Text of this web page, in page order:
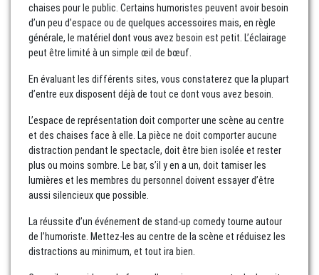
chaises pour le public. Certains humoristes peuvent avoir besoin
d’un peu d’espace ou de quelques accessoires mais, en règle
générale, le matériel dont vous avez besoin est petit. L’éclairage
peut être limité à un simple œil de bœuf.
En évaluant les différents sites, vous constaterez que la plupart
d’entre eux disposent déjà de tout ce dont vous avez besoin.
L’espace de représentation doit comporter une scène au centre
et des chaises face à elle. La pièce ne doit comporter aucune
distraction pendant le spectacle, doit être bien isolée et rester
plus ou moins sombre. Le bar, s’il y en a un, doit tamiser les
lumières et les membres du personnel doivent essayer d’être
aussi silencieux que possible.
La réussite d’un événement de stand-up comedy tourne autour
de l’humoriste. Mettez-les au centre de la scène et réduisez les
distractions au minimum, et tout ira bien.